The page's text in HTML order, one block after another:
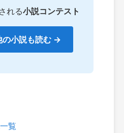
れる小説コンテスト
の小説も読む →
覧